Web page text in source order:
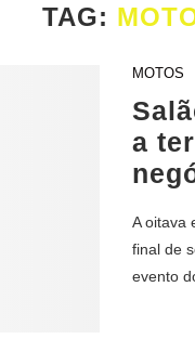
TAG:
MOTOS
a
A oitava
final de
evento